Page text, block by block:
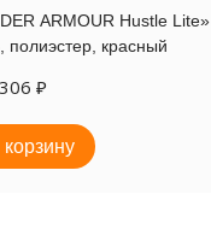
ARMOUR Hustle Lite»
полиэстер, красный
₽
корзину